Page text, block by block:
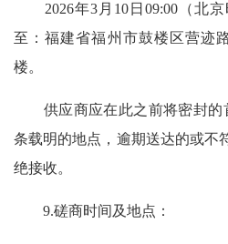
2026年3月10日09:00（北京
至：福建省福州市鼓楼区营迹
楼。
供应商应在此之前将密封的
条载明的地点，逾期送达的或不
绝接收。
9.磋商时间及地点：